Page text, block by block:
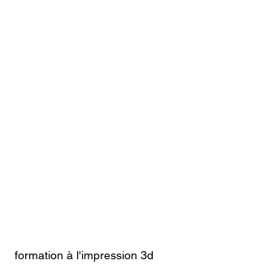
formation à l'impression 3d